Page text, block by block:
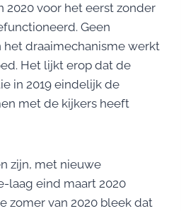
2020 voor het eerst zonder
Geen
draaimechanisme werkt
Het lijkt erop dat de
in 2019 eindelijk de
met de kijkers heeft
zijn, met nieuwe
laag eind maart 2020
zomer van 2020 bleek dat